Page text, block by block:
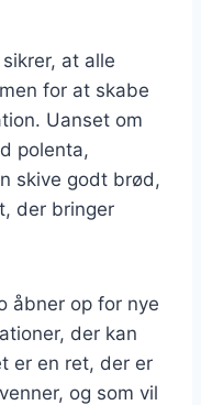
at alle
for at skabe
Uanset om
polenta,
skive godt brød,
der bringer
åbner op for nye
der kan
er en ret, der er
og som vil